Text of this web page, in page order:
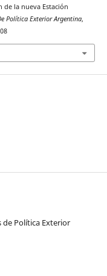
la nueva Estación
Política Exterior Argentina,
de Política Exterior